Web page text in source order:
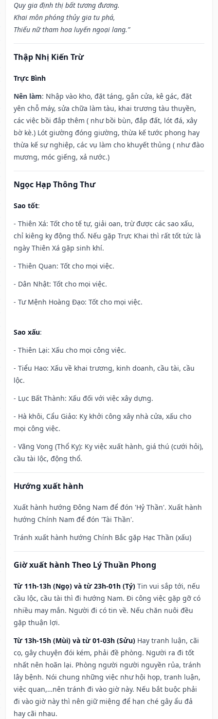
Quy gia định thị bất tương đương.
Khai môn phóng thủy gia tu phá,
Thiếu nữ tham hoa luyến ngoại lang.”
Thập Nhị Kiến Trừ
Trực Bình
Nên làm: Nhập vào kho, đặt táng, gắn cửa, kê gác, đặt
yên chỗ máy, sửa chữa làm tàu, khai trương tàu thuyền,
các việc bồi đắp thêm ( như bồi bùn, đắp đất, lót đá, xây
bờ kè.) Lót giường đóng giường, thừa kế tước phong hay
thừa kế sự nghiệp, các vụ làm cho khuyết thủng ( như đào
mương, móc giếng, xả nước.)
Ngọc Hạp Thông Thư
Sao tốt:
- Thiên Xá: Tốt cho tế tự, giải oan, trừ được các sao xấu,
chỉ kiêng kỵ động thổ. Nếu gặp Trực Khai thì rất tốt tức là
ngày Thiên Xá gặp sinh khí.
- Thiên Quan: Tốt cho mọi việc.
- Dân Nhật: Tốt cho mọi việc.
- Tư Mệnh Hoàng Đạo: Tốt cho mọi việc.
Sao xấu:
- Thiên Lại: Xấu cho mọi công việc.
- Tiểu Hao: Xấu về khai trương, kinh doanh, cầu tài, cầu
lộc.
- Lục Bất Thành: Xấu đối với việc xây dựng.
- Hà khôi, Cẩu Giảo: Kỵ khởi công xây nhà cửa, xấu cho
mọi công việc.
- Vãng Vong (Thổ Kỵ): Kỵ việc xuất hành, giá thú (cưới hỏi),
cầu tài lộc, động thổ.
Hướng xuất hành
Xuất hành hướng Đông Nam để đón 'Hỷ Thần'. Xuất hành
hướng Chính Nam để đón 'Tài Thần'.
Tránh xuất hành hướng Chính Bắc gặp Hạc Thần (xấu)
Giờ xuất hành Theo Lý Thuần Phong
Từ 11h-13h (Ngọ) và từ 23h-01h (Tý) Tin vui sắp tới, nếu
cầu lộc, cầu tài thì đi hướng Nam. Đi công việc gặp gỡ có
nhiều may mắn. Người đi có tin về. Nếu chăn nuôi đều
gặp thuận lợi.
Từ 13h-15h (Mùi) và từ 01-03h (Sửu) Hay tranh luận, cãi
cọ, gây chuyện đói kém, phải đề phòng. Người ra đi tốt
nhất nên hoãn lại. Phòng người người nguyền rủa, tránh
lây bệnh. Nói chung những việc như hội họp, tranh luận,
việc quan,…nên tránh đi vào giờ này. Nếu bắt buộc phải
đi vào giờ này thì nên giữ miệng để hạn ché gây ẩu đả
hay cãi nhau.